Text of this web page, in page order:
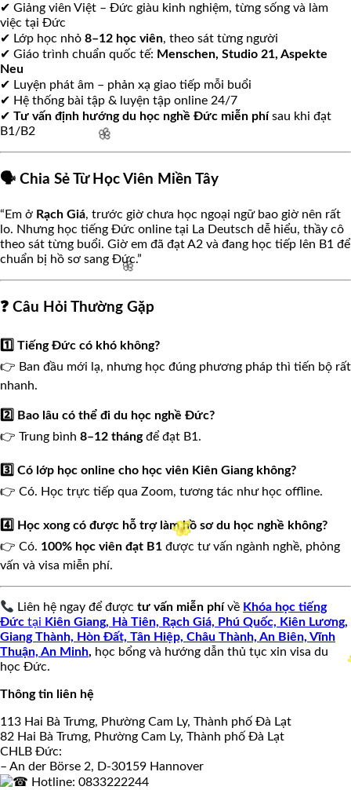
🌸
🌸
🌸
✔ Giảng viên Việt – Đức giàu kinh nghiệm, từng sống và làm
việc tại Đức
✔ Lớp học nhỏ 8–12 học viên, theo sát từng người
✔ Giáo trình chuẩn quốc tế: Menschen, Studio 21, Aspekte
Neu
✔ Luyện phát âm – phản xạ giao tiếp mỗi buổi
✔ Hệ thống bài tập & luyện tập online 24/7
✔ Tư vấn định hướng du học nghề Đức miễn phísau khi đạt
B1/B2
🗣️ Chia Sẻ Từ Học Viên Miền Tây
“Em ở Rạch Giá, trước giờ chưa học ngoại ngữ bao giờ nên rất
lo. Nhưng học tiếng Đức online tại La Deutsch dễ hiểu, thầy cô
theo sát từng buổi. Giờ em đã đạt A2 và đang học tiếp lên B1 để
chuẩn bị hồ sơ sang Đức.”
❓ Câu Hỏi Thường Gặp
1️⃣ Tiếng Đức có khó không?
👉 Ban đầu mới lạ, nhưng học đúng phương pháp thì tiến bộ rất
nhanh.
2️⃣ Bao lâu có thể đi du học nghề Đức?
👉 Trung bình 8–12 thángđể đạt B1.
3️⃣ Có lớp học online cho học viên Kiên Giang không?
👉 Có. Học trực tiếp qua Zoom, tương tác như học offline.
4️⃣ Học xong có được hỗ trợ làm hồ sơ du học nghề không?
👉 Có. 100% học viên đạt B1 được tư vấn ngành nghề, phỏng
vấn và visa miễn phí.
Liên hệ ngay để đượctư vấn miễn phívề Khóa học tiếng
Đức tại Kiên Giang, Hà Tiên, Rạch Giá, Phú Quốc, Kiên Lương,
Giang Thành, Hòn Đất, Tân Hiệp, Châu Thành, An Biên, Vĩnh
Thuận, An Minh, học bổng và hướng dẫn thủ tục xin visa du
học Đức.
Thông tin liên hệ
113 Hai Bà Trưng, Phường Cam Ly, Thành phố Đà Lạt
82 Hai Bà Trưng, Phường Cam Ly, Thành phố Đà Lạt
CHLB Đức:
– An der Börse 2, D-30159 Hannover
Hotline: 0833222244